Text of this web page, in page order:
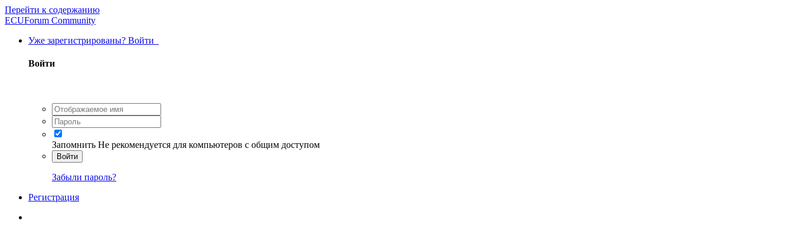
Перейти к содержанию
ECUForum Community
Уже зарегистрированы? Войти
Войти
Запомнить Не рекомендуется для компьютеров с общим доступом
Войти
Забыли пароль?
Регистрация